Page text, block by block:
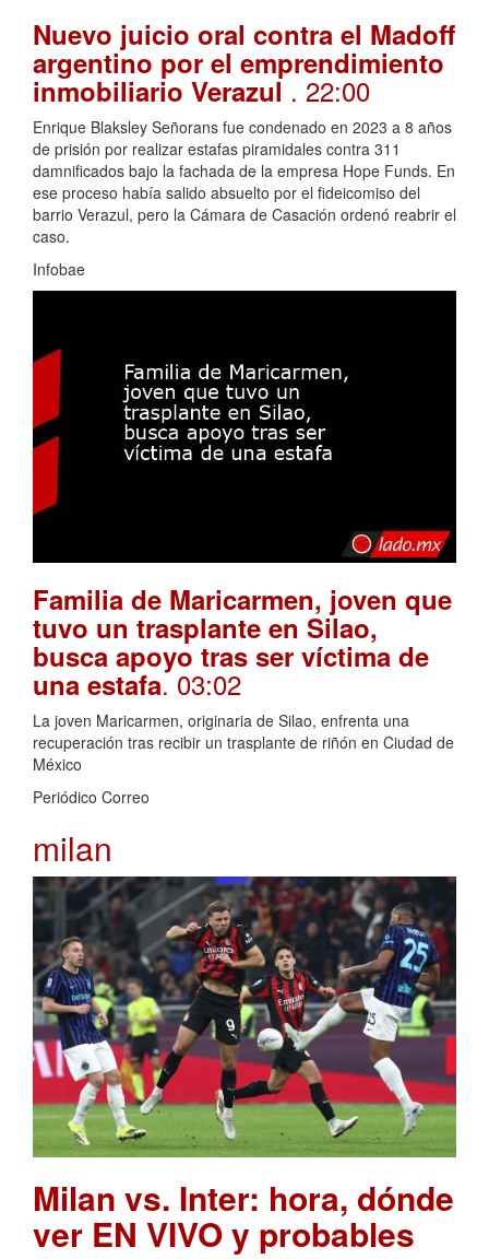
Nuevo juicio oral contra el Madoff
argentino por el emprendimiento
inmobiliario Verazul . 22:00
Enrique Blaksley Señorans fue condenado en 2023 a 8 años
de prisión por realizar estafas piramidales contra 311
damnificados bajo la fachada de la empresa Hope Funds. En
ese proceso había salido absuelto por el fideicomiso del
barrio Verazul, pero la Cámara de Casación ordenó reabrir el
caso.
Infobae
Familia de Maricarmen, joven que
tuvo un trasplante en Silao,
busca apoyo tras ser víctima de
una estafa. 03:02
La joven Maricarmen, originaria de Silao, enfrenta una
recuperación tras recibir un trasplante de riñón en Ciudad de
México
Periódico Correo
milan
Milan vs. Inter: hora, dónde
ver EN VIVO y probables